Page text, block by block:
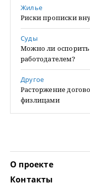
Жилье
Риски прописки
Суды
Можно ли оспорить
работодателем?
Другое
Расторжение
физлицами
О проекте
Контакты